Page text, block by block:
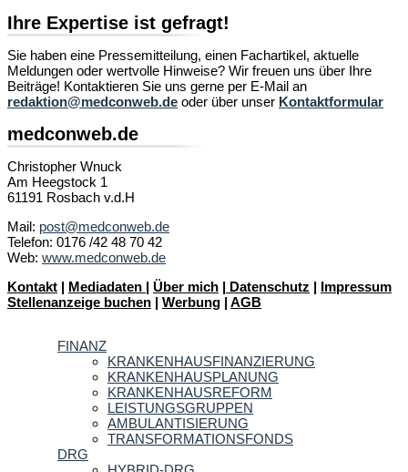
Ihre Expertise ist gefragt!
Sie haben eine Pressemitteilung, einen Fachartikel, aktuelle
Meldungen oder wertvolle Hinweise? Wir freuen uns über Ihre
Beiträge! Kontaktieren Sie uns gerne per E-Mail an
redaktion@medconweb.de oder über unser Kontaktformular
medconweb.de
Christopher Wnuck
Am Heegstock 1
61191 Rosbach v.d.H
Mail: post@medconweb.de
Telefon: 0176 /42 48 70 42
Web: www.medconweb.de
Kontakt | Mediadaten | Über mich | Datenschutz | Impressum
Stellenanzeige buchen | Werbung | AGB
FINANZ
KRANKENHAUSFINANZIERUNG
KRANKENHAUSPLANUNG
KRANKENHAUSREFORM
LEISTUNGSGRUPPEN
AMBULANTISIERUNG
TRANSFORMATIONSFONDS
DRG